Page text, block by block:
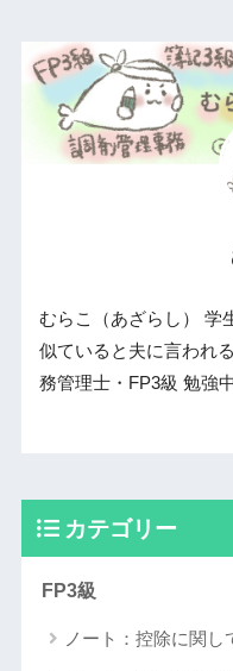
むらこ（あざらし） 学
似ていると夫に言われ
務管理士・FP3級 勉強
カテゴリー
FP3級
ノート：控除に関し